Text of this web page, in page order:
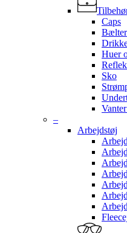
Caps
Bælter
Huer
Sko
–
Arbejdstøj